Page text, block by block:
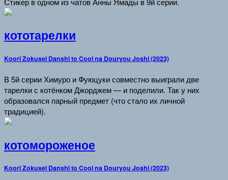
кототарелки
Koori Zokusei Danshi to Cool na Douryou Joshi (2023)
В 5й серии Химуро и Фуюцуки совместно выиграли две
тарелки с котёнком Джорджем — и поделили. Так у них
образовался парный предмет (что стало их личной
традицией).
котомороженое
Koori Zokusei Danshi to Cool na Douryou Joshi (2023)